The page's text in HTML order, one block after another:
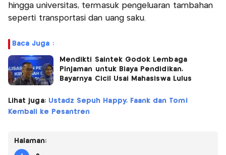
hingga universitas, termasuk pengeluaran tambahan
seperti transportasi dan uang saku.
Baca Juga :
Mendikti Saintek Godok Lembaga
Pinjaman untuk Biaya Pendidikan,
Bayarnya Cicil Usai Mahasiswa Lulus
Lihat juga: Ustadz Sepuh Happy, Faank dan Tomi
Kembali ke Pesantren
Halaman: